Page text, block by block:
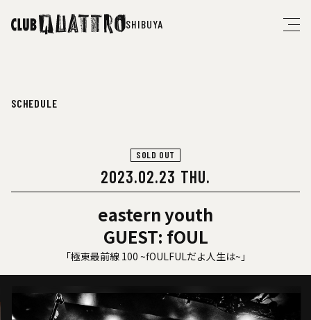
SHIBUYA
SCHEDULE
SOLD OUT
2023.02.23 THU.
eastern youth
GUEST: fOUL
「極東最前線 100 ~fOULFULだよ人生は~」